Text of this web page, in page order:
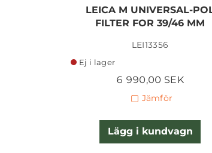
LEICA M UNIVERSAL-
FILTER FOR 39/46 MM
LEI13356
Ej i lager
6 990,00 SEK
Jämför
Lägg i kundvagn